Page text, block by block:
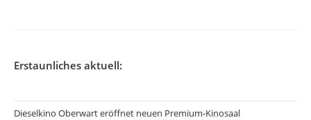
Erstaunliches aktuell:
Dieselkino Oberwart eröffnet neuen Premium-Kinosaal